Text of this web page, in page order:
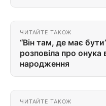
ЧИТАЙТЕ ТАКОЖ
“Він там, де має
розповіла про
народження
ЧИТАЙТЕ ТАКОЖ